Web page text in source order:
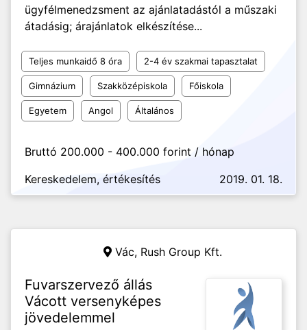
ügyfélmenedzsment az ajánlatadástól a műszaki
átadásig; árajánlatok elkészítése...
Teljes munkaidő 8 óra 2-4 év szakmai tapasztalat
Gimnázium Szakközépiskola Főiskola
Egyetem Angol Általános
Bruttó 200.000 - 400.000 forint / hónap
Kereskedelem, értékesítés
2019. 01. 18.
Vác, Rush Group Kft.
Fuvarszervező állás
Vácott versenyképes
jövedelemmel